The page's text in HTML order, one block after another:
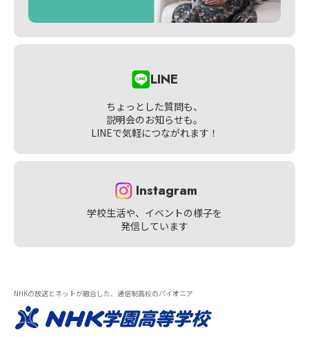
LINE
ちょっとした質問も、
説明会のお知らせも。
LINEで気軽につながれます！
Instagram
学校生活や、イベントの様子を
発信しています
NHKの放送とネットが融合した、通信制高校のパイオニア